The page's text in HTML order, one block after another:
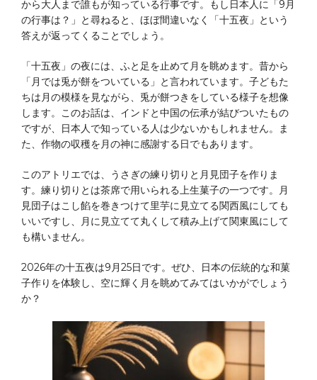
から大人まで誰もが知っている行事です。もし日本人に「9月
の行事は？」と尋ねると、ほぼ間違いなく「十五夜」という
答えが返ってくることでしょう。
「十五夜」の夜には、ふと足を止めて月を眺めます。昔から
「月では兎が餅をついている」と言われています。子どもた
ちは月の模様を見ながら、兎が餅つきをしている様子を想像
します。このお話は、インドと中国の伝承が結びついたもの
ですが、日本人で知っている人は少ないかもしれません。ま
た、作物の収穫を月の神に感謝する日でもあります。
このアトリエでは、うさぎの練り切りと月見団子を作りま
す。練り切りとは茶席で用いられる上生菓子の一つです。月
見団子はこし餡を巻きつけて里芋に見立てる関西風にしても
いいですし、月に見立てて丸くして積み上げて関東風にして
も構いません。
2026年の十五夜は9月25日です。ぜひ、日本の伝統的な和菓
子作りを体験し、空に輝く月を眺めてみてはいかがでしょう
か？